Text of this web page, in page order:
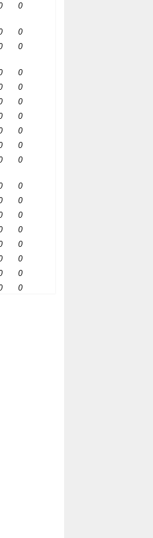
0
0
0
0
0
0
0
0
0
0
0
0
0
0
0
0
0
0